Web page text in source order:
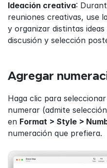
Ideación creativa:
reuniones creativas, use
y organizar distintas
discusión y selección
Agregar
Haga clic para
numerar (admite
en Format > Style >
numeración que prefiera.